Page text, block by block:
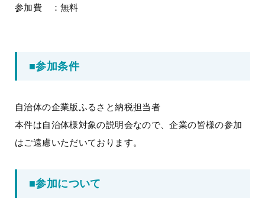
参加費 ：無料
■参加条件
自治体の企業版ふるさと納税担当者
本件は自治体様対象の説明会なので、企業の皆様の参加
はご遠慮いただいております。
■参加について